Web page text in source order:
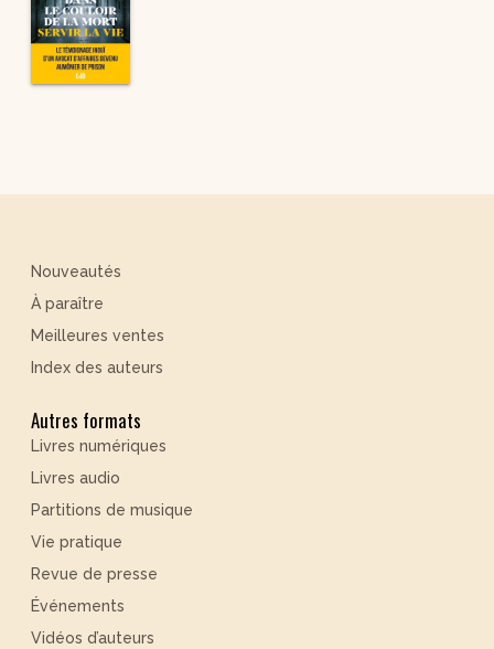
Nouveautés
À paraître
Meilleures ventes
Index des auteurs
Autres formats
Livres numériques
Livres audio
Partitions de musique
Vie pratique
Revue de presse
Événements
Vidéos d’auteurs